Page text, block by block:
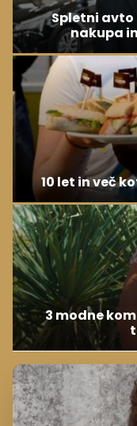
Spletni
nakupa
10 let in več
3 modne